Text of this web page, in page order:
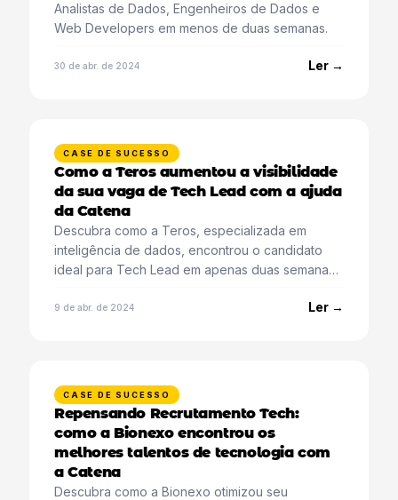
Analistas de Dados, Engenheiros de Dados e
Web Developers em menos de duas semanas.
30 de abr. de 2024 Ler →
CASE DE SUCESSO
Como a Teros aumentou a visibilidade
da sua vaga de Tech Lead com a ajuda
da Catena
Descubra como a Teros, especializada em
inteligência de dados, encontrou o candidato
ideal para Tech Lead em apenas duas semanas
9 de abr. de 2024 Ler →
CASE DE SUCESSO
Repensando Recrutamento Tech:
como a Bionexo encontrou os
melhores talentos de tecnologia com
a Catena
Descubra como a Bionexo otimizou seu